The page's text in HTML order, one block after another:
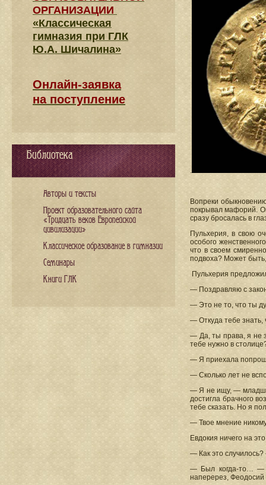
.
Вопреки
покрывал мафорий.
сразу бросалась в
Пульхерия, в свою
особого
что в своем
подвоха? Может
Пульхерия
— Поздравляю с
— Это не то, что ты
— Откуда тебе знать,
— Да, ты права, я не
тебе нужно в
— Я приехала
— Сколько лет не
— Я не ищу, —
достигла брачного
тебе сказать. Но я
— Твое мнение
Евдокия ничего на
— Как это
— Был когда-то… —
наперерез, Феодосий
ОРГАНИЗАЦИИ
«Классическая
гимназия при ГЛК
Ю.А. Шичалина»
Онлайн-заявка
на поступление
Библиотека
Авторы и тексты
Проект образовательного сайта
«Тридцать веков Европейской
цивилизации»
Классическое образование в гимназии
Семинары
Книги ГЛК